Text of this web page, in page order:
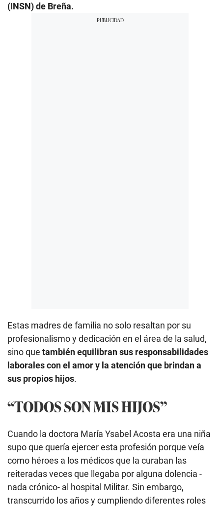
(INSN) de Breña.
Estas madres de familia no solo resaltan por su
profesionalismo y dedicación en el área de la salud,
sino que también equilibran sus responsabilidades
laborales con el amor y la atención que brindan a
sus propios hijos.
“TODOS SON MIS HIJOS”
Cuando la doctora María Ysabel Acosta era una niña
supo que quería ejercer esta profesión porque veía
como héroes a los médicos que la curaban las
reiteradas veces que llegaba por alguna dolencia -
nada crónico- al hospital Militar. Sin embargo,
transcurrido los años y cumpliendo diferentes roles